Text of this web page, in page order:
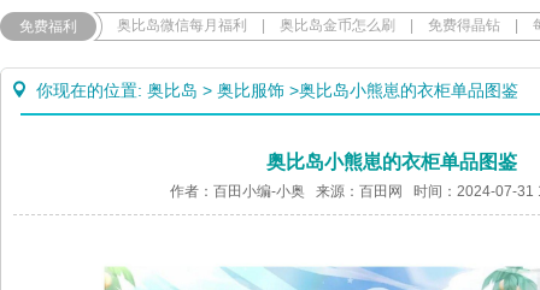
免费福利 奥比岛微信每月福利 奥比岛金币怎么刷 免费得晶钻
你现在的位置: 奥比岛 > 奥比服饰 >奥比岛小熊崽的衣柜单品图鉴
奥比岛小熊崽的衣柜单品图鉴
作者：百田小编-小奥 来源：百田网 时间：2024-07-